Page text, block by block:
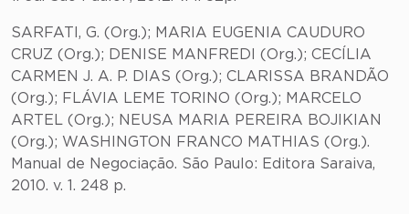
SARFATI, G. (Org.); MARIA EUGENIA CAUDURO
CRUZ (Org.); DENISE MANFREDI (Org.); CECÍLIA
CARMEN J. A. P. DIAS (Org.); CLARISSA BRANDÃO
(Org.); FLÁVIA LEME TORINO (Org.); MARCELO
ARTEL (Org.); NEUSA MARIA PEREIRA BOJIKIAN
(Org.); WASHINGTON FRANCO MATHIAS (Org.).
Manual de Negociação. São Paulo: Editora Saraiva,
2010. v. 1. 248 p.